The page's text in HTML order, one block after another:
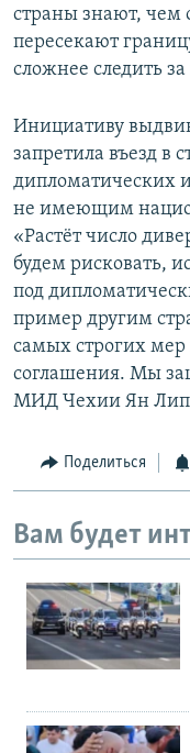
страны знают, чем
пересекают
сложнее следить
Инициативу
запретила въезд в
дипломатических
не имеющим
«Растёт число
будем рисковать,
под
пример другим
самых строгих
соглашения. Мы
МИД Чехии Ян
Поделиться
Вам будет